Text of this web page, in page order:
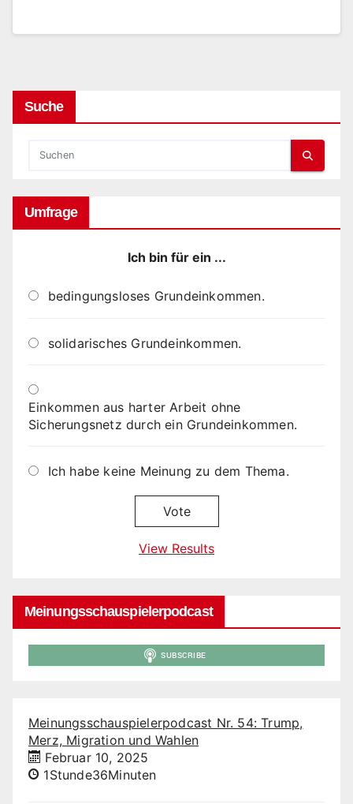
Suche
Umfrage
Ich bin für ein ...
bedingungsloses Grundeinkommen.
solidarisches Grundeinkommen.
Einkommen aus harter Arbeit ohne
Sicherungsnetz durch ein Grundeinkommen.
Ich habe keine Meinung zu dem Thema.
View Results
Meinungsschauspielerpodcast
Meinungsschauspielerpodcast Nr. 54: Trump,
Merz, Migration und Wahlen
Februar 10, 2025
1Stunde36Minuten